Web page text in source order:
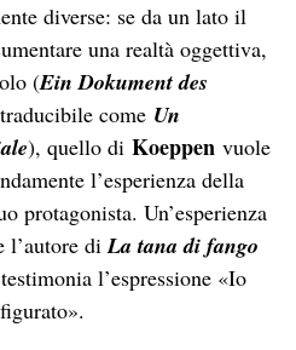
diverse: se da un lato il
una realtà oggettiva,
(Ein Dokument des
come Un
), quello diKoeppen vuole
l’esperienza della
protagonista. Un’esperienza
l’autore diLa tana di fango
l’espressione «Io